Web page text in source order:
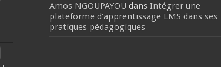
Amos NGOUPAYOU dans Intégrer une
plateforme d’apprentissage LMS dans ses
pratiques pédagogiques